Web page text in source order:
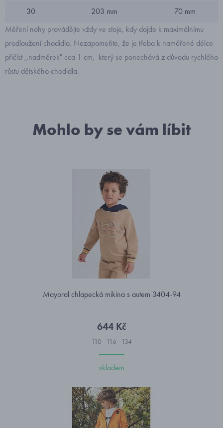
30 203 mm
70 mm
Měření nohy provádějte vždy ve stoje, kdy dojde k maximálnímu
prodloužení chodidla. Nezapomeňte, že je třeba k naměřené délce
přičíst ,,nadměrek" cca 1 cm, který se ponechává z důvodu rychlého
růstu dětského chodidla.
Mohlo by se vám líbit
Mayoral chlapecká mikina s autem 3404-94
644 Kč
110 116 134
skladem